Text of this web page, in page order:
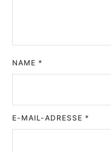
NAME *
E-MAIL-ADRESSE *